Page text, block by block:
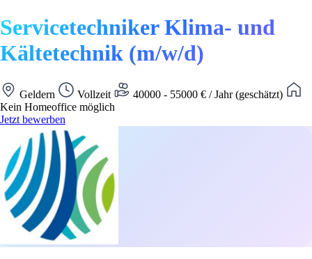
Servicetechniker Klima- und
Kältetechnik (m/w/d)
Geldern Vollzeit
40000 - 55000 € / Jahr (geschätzt)
Kein Homeoffice möglich
Jetzt bewerben